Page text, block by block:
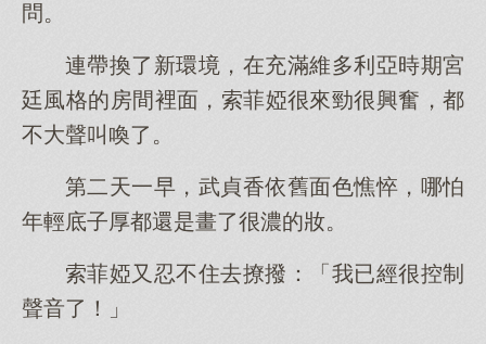
問。
連帶換了新環境，在充滿維多利亞時期宮
廷風格的房間裡面，索菲婭很來勁很興奮，都
不大聲叫喚了。
第二天一早，武貞香依舊面色憔悴，哪怕
年輕底子厚都還是畫了很濃的妝。
索菲婭又忍不住去撩撥：「我已經很控制
聲音了！」